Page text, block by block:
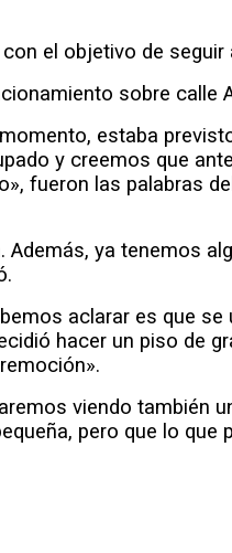
el objetivo de
sobre calle
estaba
y creemos que
fueron las palabras
ya tenemos
aclarar es que
hacer un piso de
viendo también
pero que lo